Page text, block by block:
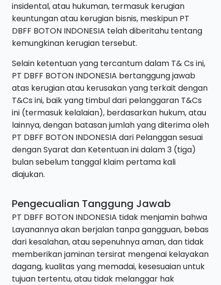
insidental, atau hukuman, termasuk kerugian
keuntungan atau kerugian bisnis, meskipun PT
DBFF BOTON INDONESIA telah diberitahu tentang
kemungkinan kerugian tersebut.
Selain ketentuan yang tercantum dalam T& Cs ini,
PT DBFF BOTON INDONESIA bertanggung jawab
atas kerugian atau kerusakan yang terkait dengan
T&Cs ini, baik yang timbul dari pelanggaran T&Cs
ini (termasuk kelalaian), berdasarkan hukum, atau
lainnya, dengan batasan jumlah yang diterima oleh
PT DBFF BOTON INDONESIA dari Pelanggan sesuai
dengan Syarat dan Ketentuan ini dalam 3 (tiga)
bulan sebelum tanggal klaim pertama kali
diajukan.
Pengecualian Tanggung Jawab
PT DBFF BOTON INDONESIA tidak menjamin bahwa
Layanannya akan berjalan tanpa gangguan, bebas
dari kesalahan, atau sepenuhnya aman, dan tidak
memberikan jaminan tersirat mengenai kelayakan
dagang, kualitas yang memadai, kesesuaian untuk
tujuan tertentu, atau tidak melanggar hak